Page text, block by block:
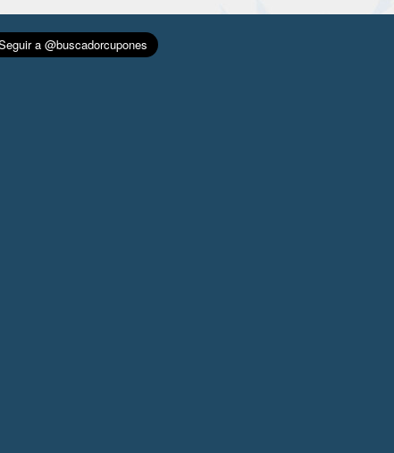
90.00€.39.00€.